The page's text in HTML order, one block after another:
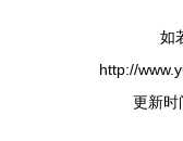
如
http://
更新